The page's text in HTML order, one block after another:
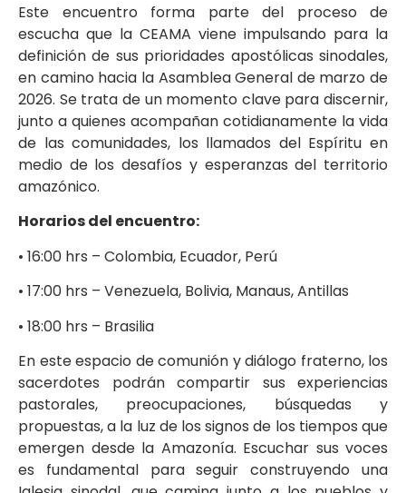
Este encuentro forma parte del proceso de
escucha que la CEAMA viene impulsando para la
definición de sus prioridades apostólicas sinodales,
en camino hacia la Asamblea General de marzo de
2026. Se trata de un momento clave para discernir,
junto a quienes acompañan cotidianamente la vida
de las comunidades, los llamados del Espíritu en
medio de los desafíos y esperanzas del territorio
amazónico.
Horarios del encuentro:
• 16:00 hrs – Colombia, Ecuador, Perú
• 17:00 hrs – Venezuela, Bolivia, Manaus, Antillas
• 18:00 hrs – Brasilia
En este espacio de comunión y diálogo fraterno, los
sacerdotes podrán compartir sus experiencias
pastorales, preocupaciones, búsquedas y
propuestas, a la luz de los signos de los tiempos que
emergen desde la Amazonía. Escuchar sus voces
es fundamental para seguir construyendo una